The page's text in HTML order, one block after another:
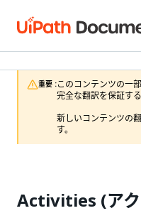
重要 :このコンテンツの一
完全な翻訳を保証す
新しいコンテンツの
す。
Activities (アク